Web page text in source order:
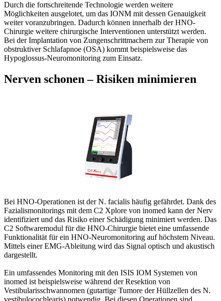
Durch die fortschreitende Technologie werden weitere
Möglichkeiten ausgelotet, um das IONM mit dessen Genauigkeit
weiter voranzubringen. Dadurch können innerhalb der HNO-
Chirurgie weitere chirurgische Inter­ventionen unterstützt werden.
Bei der Implantation von Zungen­schritt­machern zur Therapie von
obstruktiver Schlafapnoe (OSA) kommt beispielsweise das
Hypoglossus-Neuromonitoring zum Einsatz.
Nerven schonen – Risiken minimieren
Bei HNO-Operationen ist der N. facialis häufig gefährdet. Dank des
Fazialis­moni­torings mit dem C2 Xplore von inomed kann der Nerv
identifiziert und das Risiko einer Schädigung minimiert werden. Das
C2 Softwaremodul für die HNO-Chirurgie bietet eine umfassende
Funktionalität für ein HNO-Neuro­moni­toring auf höchstem Niveau.
Mittels einer EMG-Ableitung wird das Signal optisch und akustisch
dargestellt.
Ein umfassendes Monitoring mit den ISIS IOM Systemen von
inomed ist beispielsweise während der Resektion von
Vestibularisschwannomen (gutartige Tumore der Hüllzellen des N.
vestibulocochlearis) notwendig. Bei diesen Operationen sind